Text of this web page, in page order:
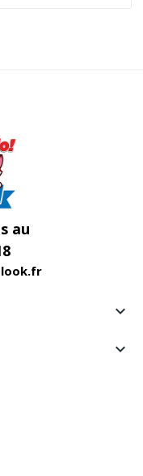
au

